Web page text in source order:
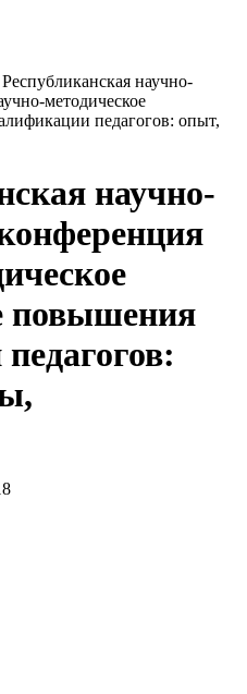
научно-
методическое
педагогов: опыт,
научно-
повышения